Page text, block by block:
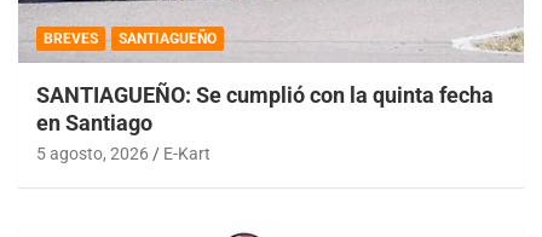
BREVES SANTIAGUEÑO
SANTIAGUEÑO: Se cumplió con la quinta fecha
en Santiago
5 agosto, 2026 E-Kart